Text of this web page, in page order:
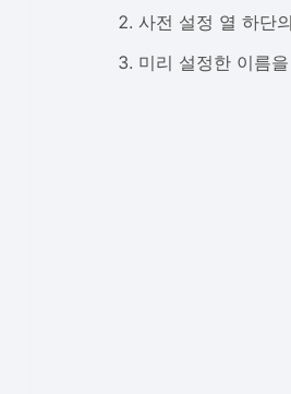
사전 설정 열 하단
미리 설정한 이름